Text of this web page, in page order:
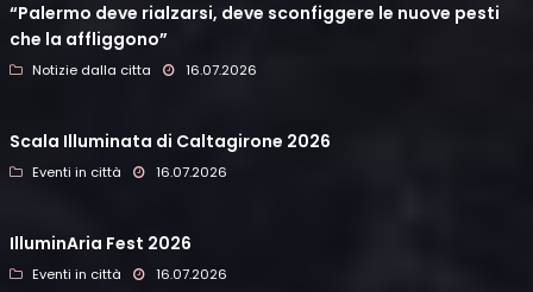
“Palermo deve rialzarsi, deve sconfiggere le nuove pesti
che la affliggono”
Notizie dalla citta 16.07.2026
Scala Illuminata di Caltagirone 2026
Eventi in città 16.07.2026
IlluminAria Fest 2026
Eventi in città 16.07.2026